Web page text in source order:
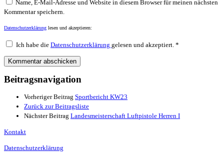
Name, E-Mail-Adresse und Website in diesem Browser für meinen nächsten
Kommentar speichern.
Datenschutzerklärung lesen und akzeptieren:
Ich habe die Datenschutzerklärung gelesen und akzeptiert. *
Beitragsnavigation
Vorheriger Beitrag Sportbericht KW23
Zurück zur Beitragsliste
Nächster Beitrag Landesmeisterschaft Luftpistole Herren I
Kontakt
Datenschutzerklärung